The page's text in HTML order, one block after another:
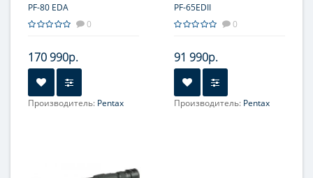
PF-80 EDA
0
170 990р.
Производитель: Pentax
PF-65EDII
0
91 990р.
Производитель: Pentax